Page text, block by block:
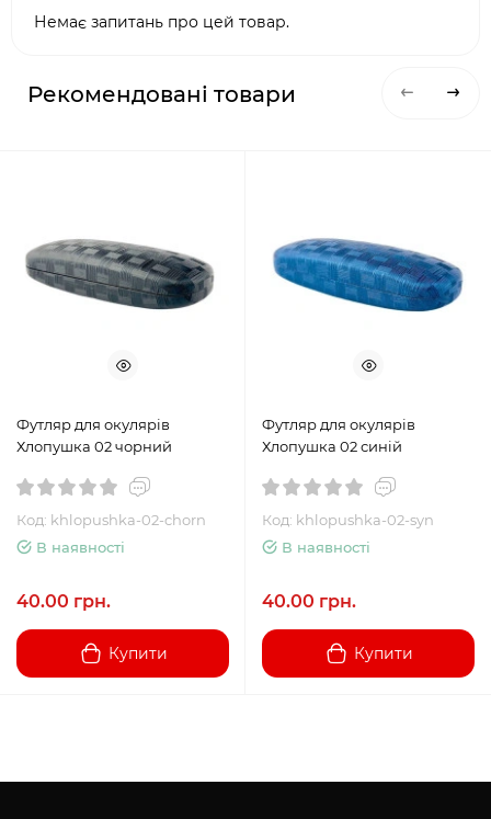
Немає запитань про цей товар.
Рекомендовані товари
Футляр для окулярів
Хлопушка 02 чорний
Код: khlopushka-02-chorn
В наявності
40.00 грн.
Купити
Футляр для окулярів
Хлопушка 02 синій
Код: khlopushka-02-syn
В наявності
40.00 грн.
Купити